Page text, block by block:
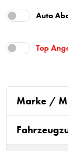
Auto
Top
Marke /